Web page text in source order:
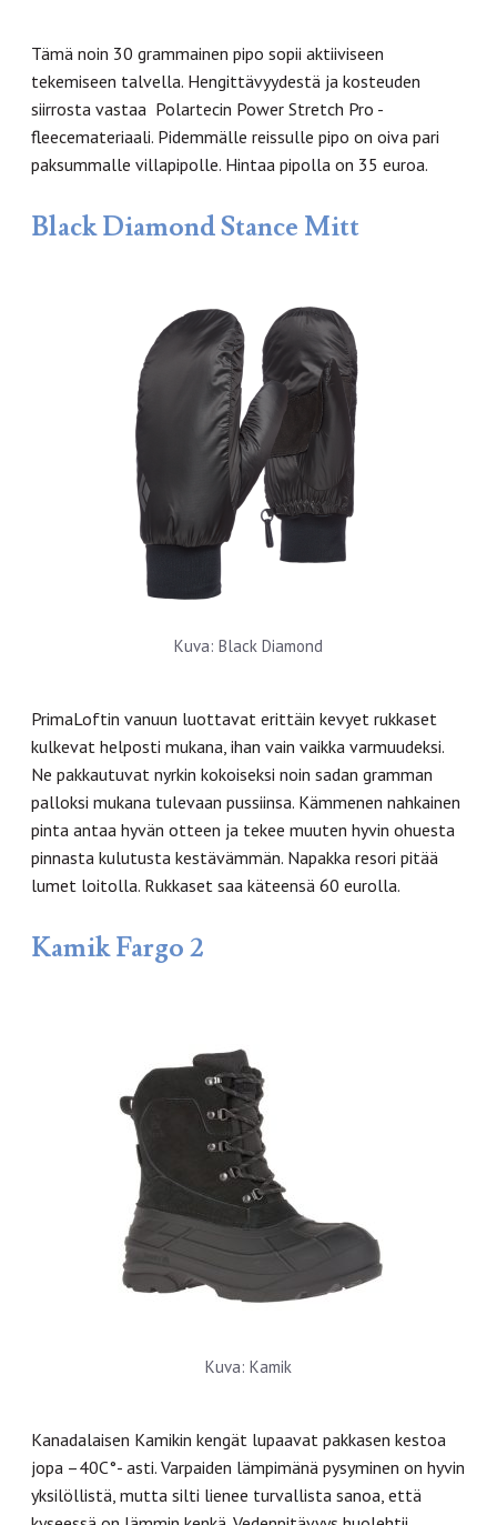
Tämä noin 30 grammainen pipo sopii aktiiviseen
tekemiseen talvella. Hengittävyydestä ja kosteuden
siirrosta vastaa Polartecin Power Stretch Pro -
fleecemateriaali. Pidemmälle reissulle pipo on oiva pari
paksummalle villapipolle. Hintaa pipolla on 35 euroa.
Black Diamond Stance Mitt
Kuva: Black Diamond
PrimaLoftin vanuun luottavat erittäin kevyet rukkaset
kulkevat helposti mukana, ihan vain vaikka varmuudeksi.
Ne pakkautuvat nyrkin kokoiseksi noin sadan gramman
palloksi mukana tulevaan pussiinsa. Kämmenen nahkainen
pinta antaa hyvän otteen ja tekee muuten hyvin ohuesta
pinnasta kulutusta kestävämmän. Napakka resori pitää
lumet loitolla. Rukkaset saa käteensä 60 eurolla.
Kamik Fargo 2
Kuva: Kamik
Kanadalaisen Kamikin kengät lupaavat pakkasen kestoa
jopa –40C°- asti. Varpaiden lämpimänä pysyminen on hyvin
yksilöllistä, mutta silti lienee turvallista sanoa, että